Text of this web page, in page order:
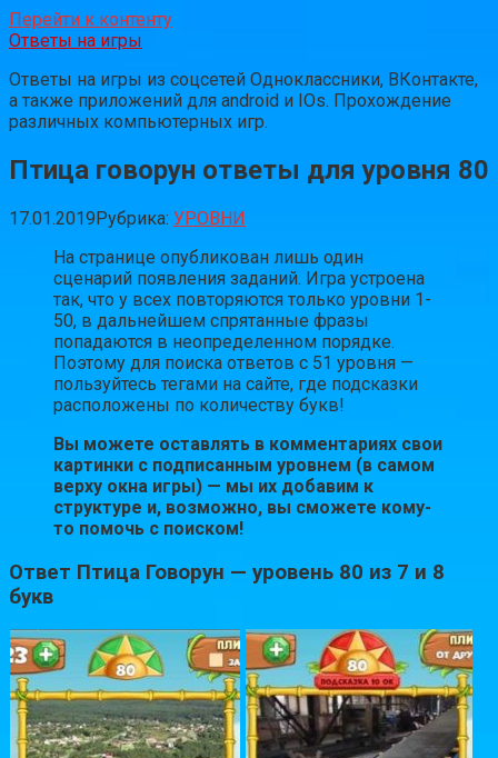
Перейти к контенту
Ответы на игры
Ответы на игры из соцсетей Одноклассники, ВКонтакте,
а также приложений для android и IOs. Прохождение
различных компьютерных игр.
Птица говорун ответы для уровня 80
17.01.2019Рубрика: УРОВНИ
На странице опубликован лишь один
сценарий появления заданий. Игра устроена
так, что у всех повторяются только уровни 1-
50, в дальнейшем спрятанные фразы
попадаются в неопределенном порядке.
Поэтому для поиска ответов с 51 уровня —
пользуйтесь тегами на сайте, где подсказки
расположены по количеству букв!
Вы можете оставлять в комментариях свои
картинки с подписанным уровнем (в самом
верху окна игры) — мы их добавим к
структуре и, возможно, вы сможете кому-
то помочь с поиском!
Ответ Птица Говорун — уровень 80 из 7 и 8
букв